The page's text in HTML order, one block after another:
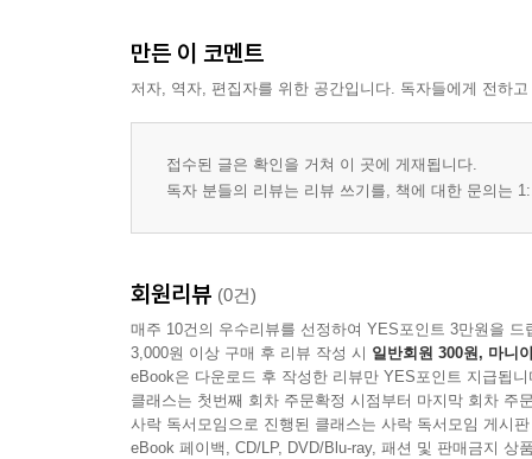
36. 정도正道란 무엇인가 ......... 82
38. 구름에 둘러싸이지 않은 산은 없다 ......... 84
40. 네 가지 비방 ......... 86
41. 예전 그대로 ......... 87
44. 정혼과 불성이 같은가, 다른가 ......... 90
45. 세존의 삼매를 가섭은 알지 못하였고 가섭의
46. 경전을 꿰뚫어 보는 눈 ......... 92
47. 하나의 그 무엇 ......... 93
48. 정오에 삼경을 알리는 종 ......... 94
49. 대장경은 어디에서 온 것인가 ......... 95
만든 이 코멘트
저자, 역자, 편집자를 위한 공간입니다. 독자들에게 전하
접수된 글은 확인을 거쳐 이 곳에 게재됩니다.
독자 분들의 리뷰는 리뷰 쓰기를, 책에 대한 문의는
회원리뷰 (0건)
매주 10건의 우수리뷰를 선정하여 YES포인트 3만원을 드
3,000원 이상 구매 후 리뷰 작성 시 일반회원 300원, 마니
eBook은 다운로드 후 작성한 리뷰만 YES포인트 지급됩니
클래스는 첫번째 회차 주문확정 시점부터 마지막 회차 주
사락 독서모임으로 진행된 클래스는 사락 독서모임 게시
eBook 페이백, CD/LP, DVD/Blu-ray, 패션 및 판매금지 상